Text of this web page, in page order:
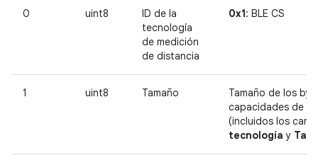
0 uint8
ID de la
tecnología
de medición
de distancia
0x1: BLE CS
1 uint8 Tamaño
Tamaño de los
capacidades de
(incluidos los
tecnología y